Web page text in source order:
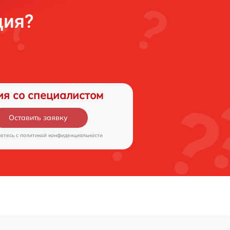
со специалистом
Оставить заявку
c политикой конфиденциальности